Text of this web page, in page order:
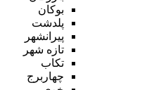
بوکان
پلدشت
پیرانشهر
تازه شهر
تکاب
چهاربرج